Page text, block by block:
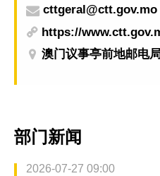
cttgeral@ctt.gov.mo
https://
澳门议事亭前地邮电
部门新闻
2026-07-27 09:00